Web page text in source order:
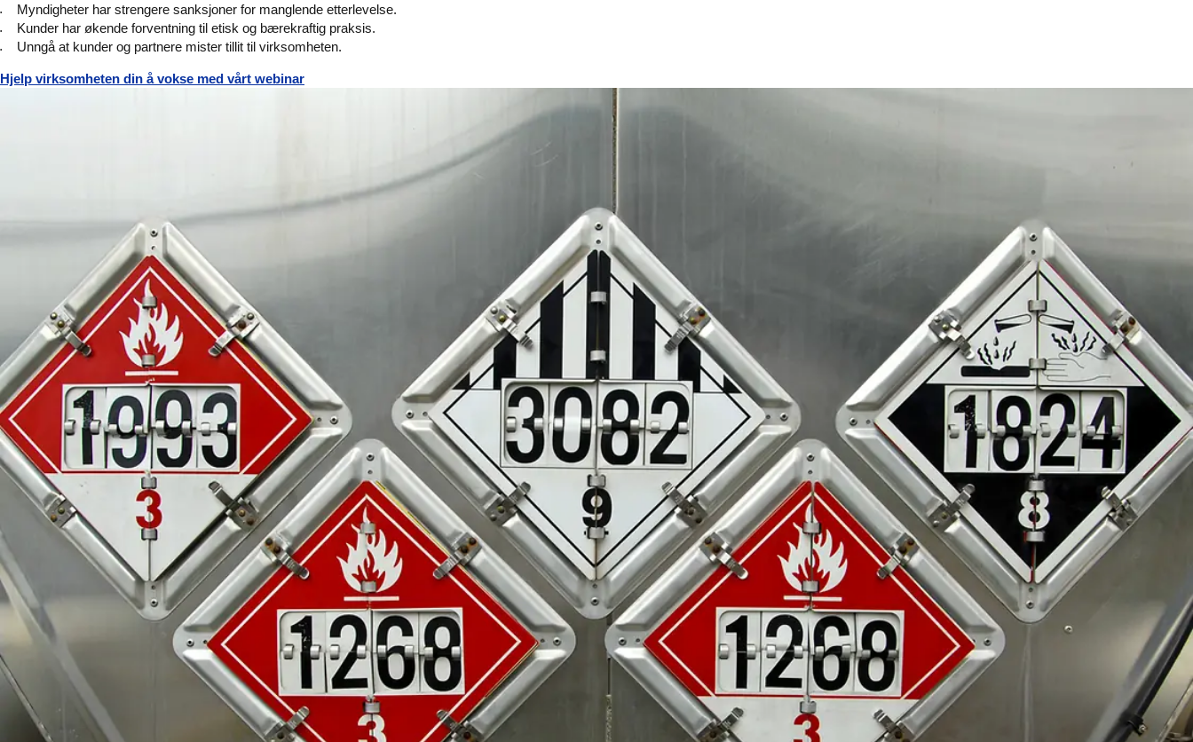
Myndigheter har strengere sanksjoner for manglende etterlevelse.
Kunder har økende forventning til etisk og bærekraftig praksis.
Unngå at kunder og partnere mister tillit til virksomheten.
Hjelp virksomheten din å vokse med vårt webinar